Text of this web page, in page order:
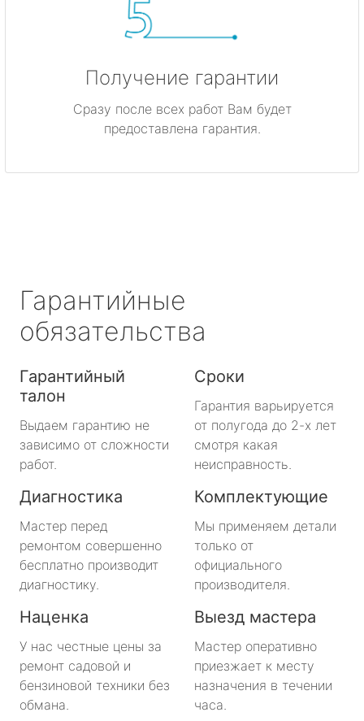
Получение гарантии
Сразу после всех работ Вам будет
предоставлена гарантия.
Гарантийные
обязательства
Гарантийный
талон
Выдаем гарантию не
зависимо от сложности
работ.
Сроки
Гарантия варьируется
от полугода до 2-х лет
смотря какая
неисправность.
Диагностика
Мастер перед
ремонтом совершенно
бесплатно производит
диагностику.
Комплектующие
Мы применяем детали
только от
официального
производителя.
Наценка
У нас честные цены за
ремонт садовой и
бензиновой техники без
обмана.
Выезд мастера
Мастер оперативно
приезжает к месту
назначения в течении
часа.